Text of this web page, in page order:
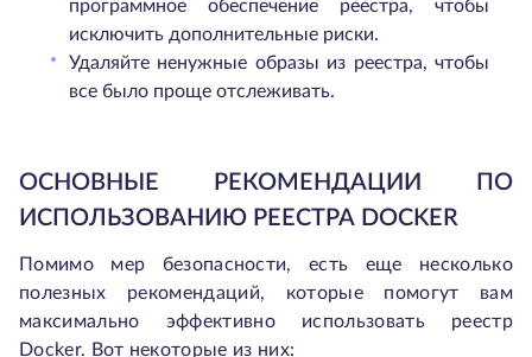
программное обеспечение реестра, чтобы
исключить дополнительные риски.
Удаляйте ненужные образы из реестра, чтобы
все было проще отслеживать.
ОСНОВНЫЕ РЕКОМЕНДАЦИИ ПО
ИСПОЛЬЗОВАНИЮ РЕЕСТРА DOCKER
Помимо мер безопасности, есть еще несколько
полезных рекомендаций, которые помогут вам
максимально эффективно использовать реестр
Docker. Вот некоторые из них: